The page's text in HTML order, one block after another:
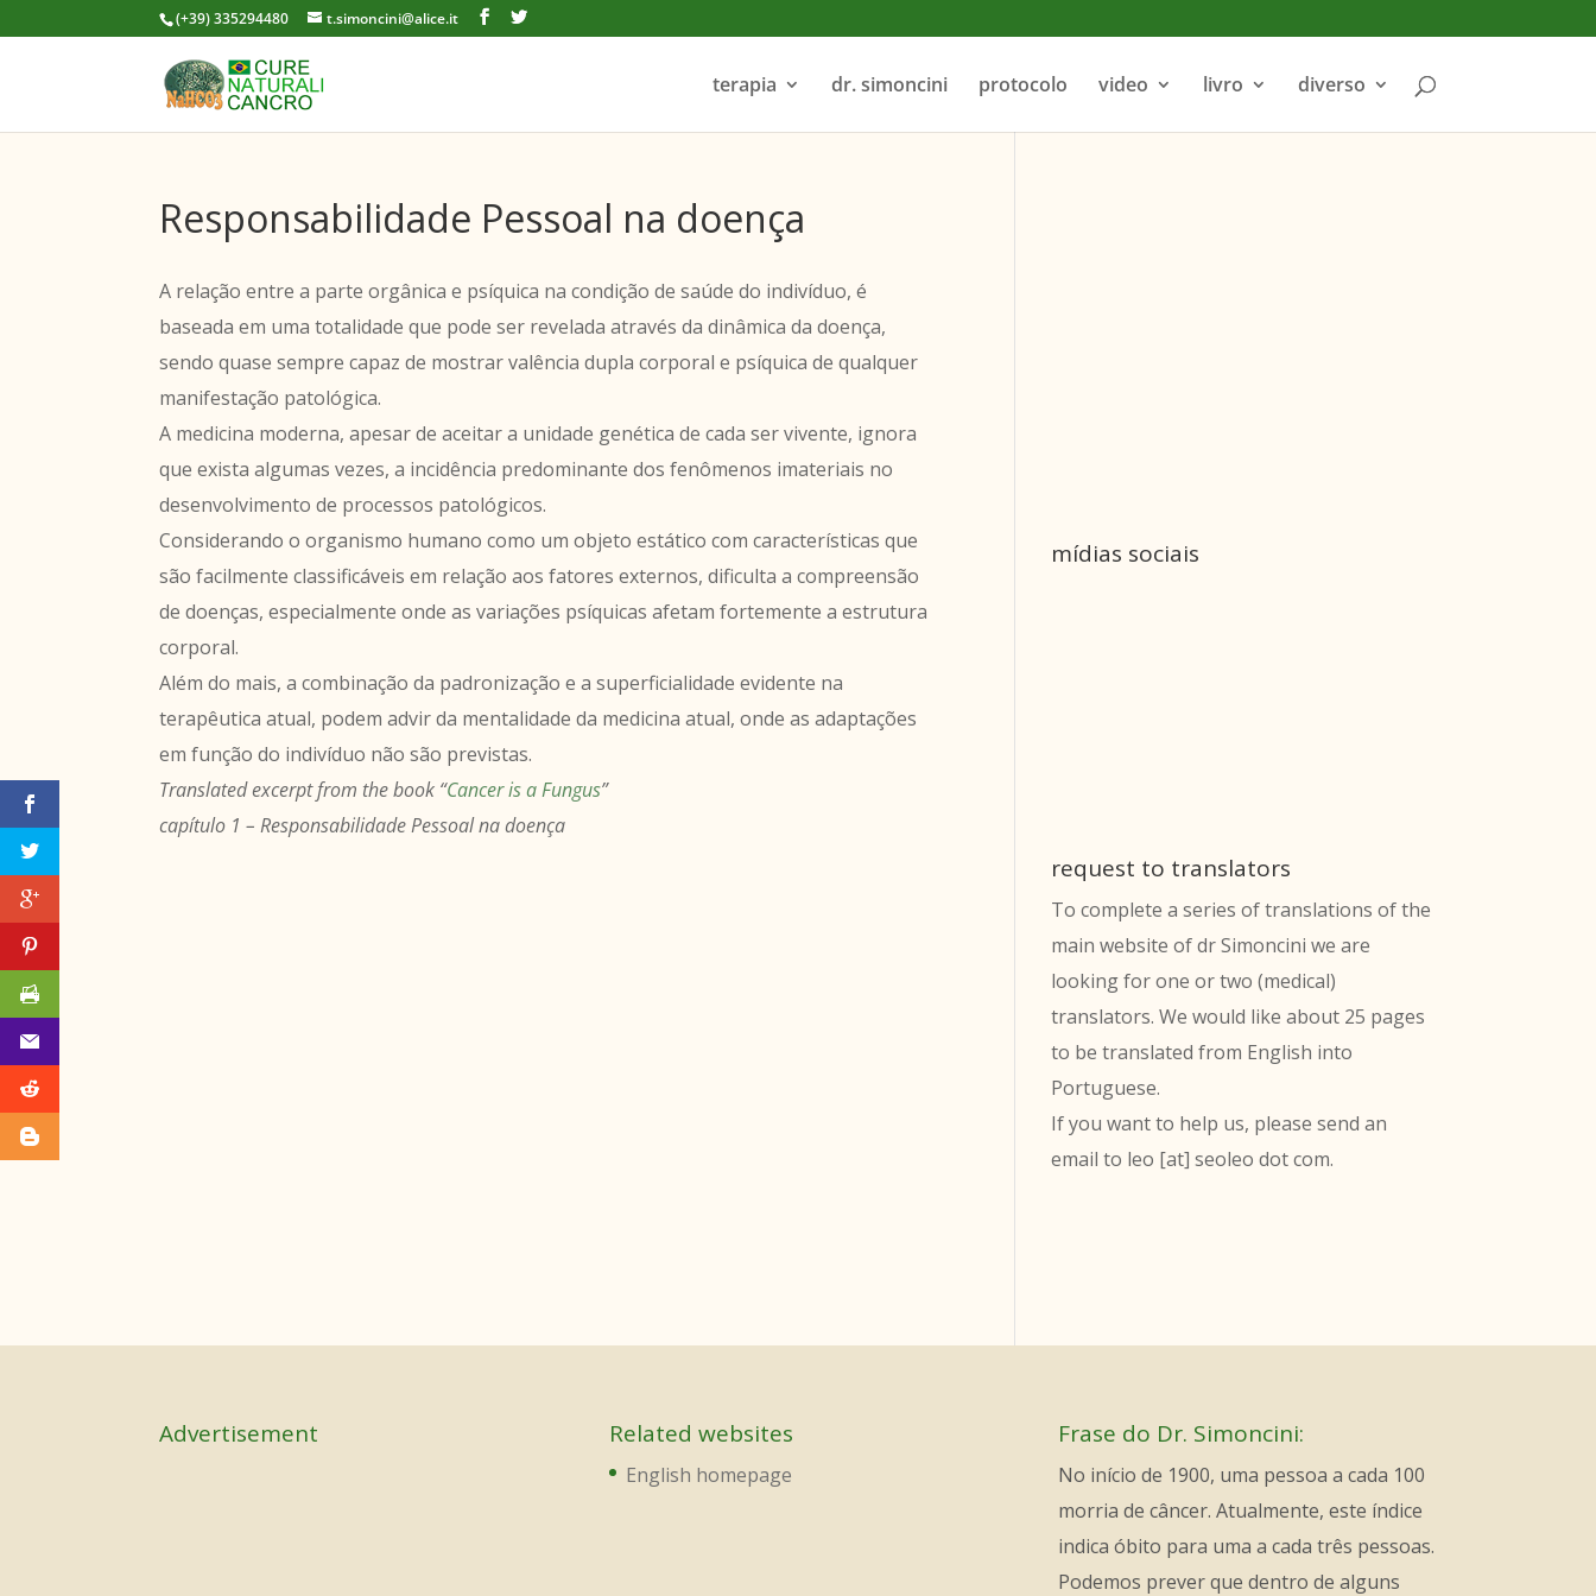
(+39) 335294480 t.simoncini@alice.it
terapia dr. simoncini protocolo video livro diverso
Responsabilidade Pessoal na doença
A relação entre a parte orgânica e psíquica na condição de saúde do indivíduo, é
baseada em uma totalidade que pode ser revelada através da dinâmica da doença,
sendo quase sempre capaz de mostrar valência dupla corporal e psíquica de qualquer
manifestação patológica.
A medicina moderna, apesar de aceitar a unidade genética de cada ser vivente, ignora
que exista algumas vezes, a incidência predominante dos fenômenos imateriais no
desenvolvimento de processos patológicos.
Considerando o organismo humano como um objeto estático com características que
são facilmente classificáveis em relação aos fatores externos, dificulta a compreensão
de doenças, especialmente onde as variações psíquicas afetam fortemente a estrutura
corporal.
Além do mais, a combinação da padronização e a superficialidade evidente na
terapêutica atual, podem advir da mentalidade da medicina atual, onde as adaptações
em função do indivíduo não são previstas.
Translated excerpt from the book “Cancer is a Fungus”
capítulo 1 – Responsabilidade Pessoal na doença
mídias sociais
request to translators
To complete a series of translations of the
main website of dr Simoncini we are
looking for one or two (medical)
translators. We would like about 25 pages
to be translated from English into
Portuguese.
If you want to help us, please send an
email to leo [at] seoleo dot com.
Advertisement Related websites
English homepage
Frase do Dr. Simoncini:
No início de 1900, uma pessoa a cada 100
morria de câncer. Atualmente, este índice
indica óbito para uma a cada três pessoas.
Podemos prever que dentro de alguns